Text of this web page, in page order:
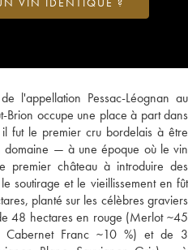
l'appellation Pessac-Léognan au
Brion occupe une place à part dans
fut le premier cru bordelais à être
domaine — à une époque où le vin
château à introduire des
soutirage et le vieillissement en fût
planté sur les célèbres graviers
48 hectares en rouge (Merlot ~45
Cabernet Franc ~10 %) et de 3